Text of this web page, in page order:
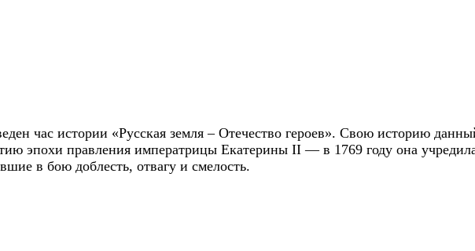
час истории «Русская земля – Отечество героев». Свою историю
эпохи правления императрицы Екатерины II — в 1769 году она
в бою доблесть, отвагу и смелость.